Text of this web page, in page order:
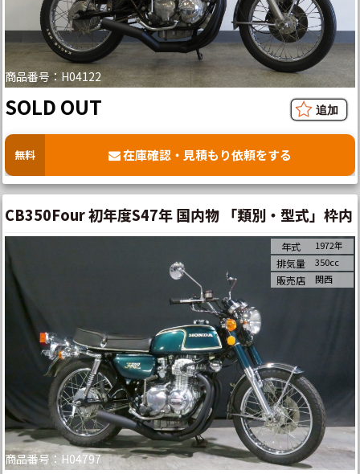
商品番号：H04122
SOLD OUT
無料 在庫確認・見積もり依頼をする
CB350Four 初年度S47年 国内物 「類別・型式」枠内
商品番号：H04797
年式 1972年
排気量 350cc
販売店 関西